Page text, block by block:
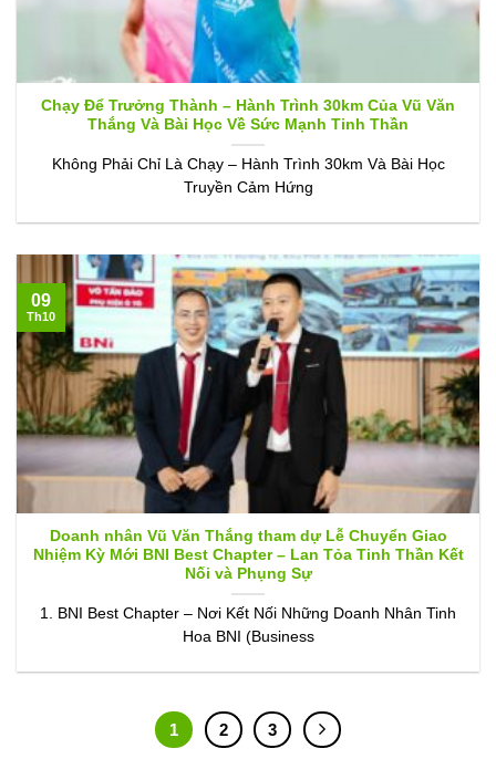
Chạy Để Trưởng Thành – Hành Trình 30km Của Vũ Văn
Thắng Và Bài Học Về Sức Mạnh Tinh Thần
Không Phải Chỉ Là Chạy – Hành Trình 30km Và Bài Học
Truyền Cảm Hứng
Doanh nhân Vũ Văn Thắng tham dự Lễ Chuyển Giao
Nhiệm Kỳ Mới BNI Best Chapter – Lan Tỏa Tinh Thần Kết
Nối và Phụng Sự
1. BNI Best Chapter – Nơi Kết Nối Những Doanh Nhân Tinh
Hoa BNI (Business
09
Th10
1 2 3